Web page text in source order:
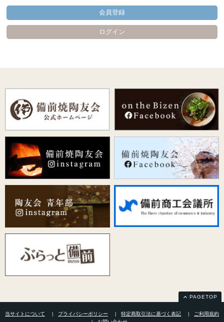
会員登録
ログイン
PAGETOP
当サイトについて プライバシーポリシー 特定商取引法に基づく表記
ご利用規約